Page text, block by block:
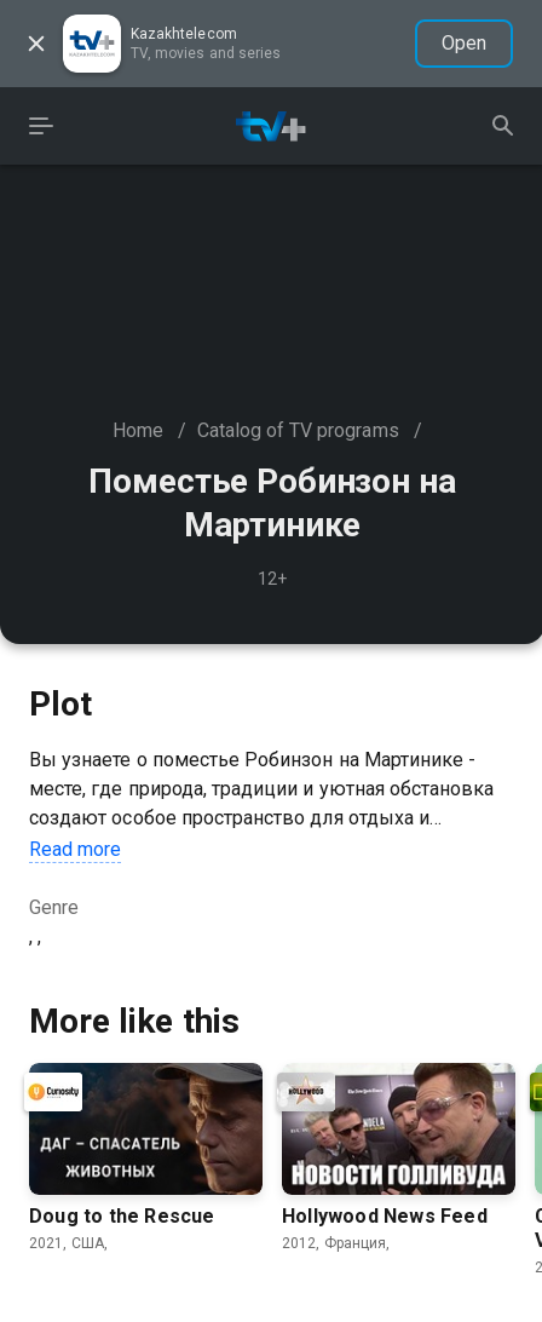
Kazakhtelecom
TV, movies and series
Open
Home / Catalog of TV programs /
Поместье Робинзон на
Мартинике
12+
Plot
Вы узнаете о поместье Робинзон на Мартинике -
месте, где природа, традиции и уютная обстановка
создают особое пространство для отдыха и
знакомства с культурой острова
Read more
Genre
, ,
More like this
Doug to the Rescue
2021, США,
Hollywood News Feed
2012, Франция,